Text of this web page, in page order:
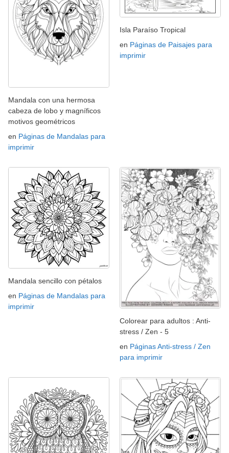
Mandala con una hermosa
cabeza de lobo y magníficos
motivos geométricos
en Páginas de Mandalas para
imprimir
Isla Paraíso Tropical
en Páginas de Paisajes para
imprimir
Mandala sencillo con pétalos
en Páginas de Mandalas para
imprimir
Colorear para adultos : Anti-
stress / Zen - 5
en Páginas Anti-stress / Zen
para imprimir